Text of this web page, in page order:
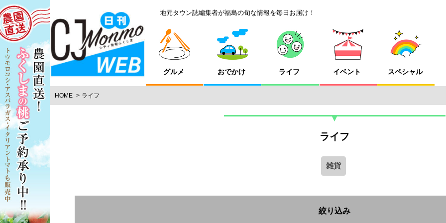
地元タウン誌編集者が福島の旬な情報を毎日お届け！
グルメ おでかけ ライフ イベント スペシャル
HOME ライフ
ライフ
雑貨
絞り込み